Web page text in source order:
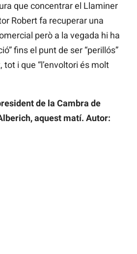
que concentrar el Llaminer
Robert fa recuperar una
però a la vegada hi ha
fins el punt de ser “perillós”
i que “l’envoltori és molt
de la Cambra de
aquest matí. Autor: